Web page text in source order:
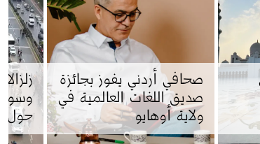
صحافي أردني يفوز بجائزة
صديق اللغات العالمية في
ولاية أوهايو
حول